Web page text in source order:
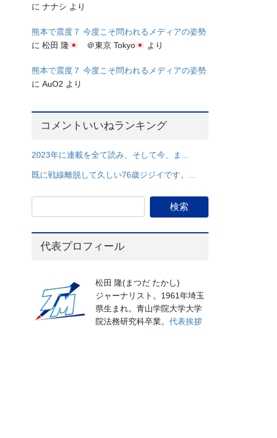
にナナシ より
熊本で震度７ 今度こそ問われるメディアの姿勢
に松田 隆 ＠東京 Tokyo より
熊本で震度７ 今度こそ問われるメディアの姿勢
にAuO2 より
コメントいいねランキング
2023年に連載を全て読み、そして今、ま...
既に戦線離脱して久しい76歳ジジイです。...
代表プロフィール
松田 隆(まつだ たかし)
ジャーナリスト。1961年埼玉
県生まれ。青山学院大学大学
院法務研究科卒業。代表挨拶